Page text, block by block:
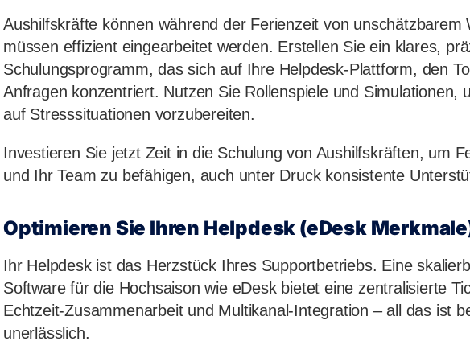
Aushilfskräfte können während der Ferienzeit von unschätzbarem
müssen effizient eingearbeitet werden. Erstellen Sie ein klares,
Schulungsprogramm, das sich auf Ihre Helpdesk-Plattform, den
Anfragen konzentriert. Nutzen Sie Rollenspiele und Simulationen,
auf Stresssituationen vorzubereiten.
Investieren Sie jetzt Zeit in die Schulung von Aushilfskräften, um
und Ihr Team zu befähigen, auch unter Druck konsistente
Optimieren Sie Ihren Helpdesk (eDesk
Ihr Helpdesk ist das Herzstück Ihres Supportbetriebs. Eine
Software für die Hochsaison wie eDesk bietet eine zentralisierte
Echtzeit-Zusammenarbeit und Multikanal-Integration – all das ist
unerlässlich.